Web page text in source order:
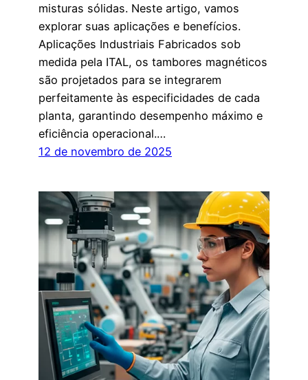
misturas sólidas. Neste artigo, vamos
explorar suas aplicações e benefícios.
Aplicações Industriais Fabricados sob
medida pela ITAL, os tambores magnéticos
são projetados para se integrarem
perfeitamente às especificidades de cada
planta, garantindo desempenho máximo e
eficiência operacional.…
12 de novembro de 2025